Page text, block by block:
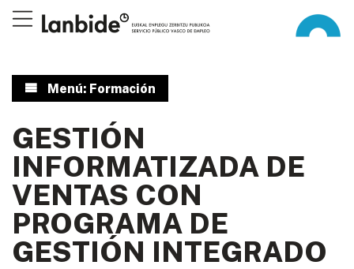
Menú: Formación
GESTIÓN
INFORMATIZADA DE
VENTAS CON
PROGRAMA DE
GESTIÓN INTEGRADO